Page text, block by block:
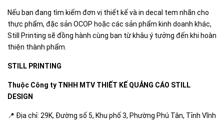
Nếu bạn đang tìm kiếm đơn vị thiết kế và in decal tem nhãn cho
thực phẩm, đặc sản OCOP hoặc các sản phẩm kinh doanh khác,
Still Printing sẽ đồng hành cùng bạn từ khâu ý tưởng đến khi hoàn
thiện thành phẩm.
STILL PRINTING
Thuộc Công ty TNHH MTV THIẾT KẾ QUẢNG CÁO STILL
DESIGN
📍 Địa chỉ: 29K, Đường số 5, Khu phố 3, Phường Phú Tân, Tỉnh Vĩnh